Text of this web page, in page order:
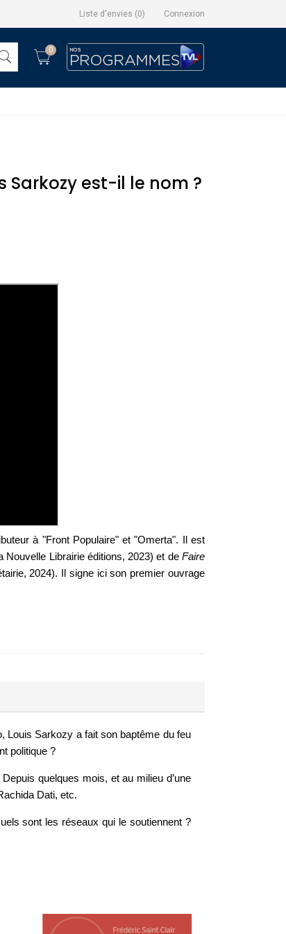
Liste d'envies (0) Connexion
0
Sarkozy est-il le nom ?
à "Front Populaire" et "Omerta". Il est
Nouvelle Librairie éditions, 2023) et de Faire
2024). Il signe ici son premier ouvrage
Louis Sarkozy a fait son baptême du feu
politique ?
quelques mois, et au milieu d’une
Dati, etc.
sont les réseaux qui le soutiennent ?